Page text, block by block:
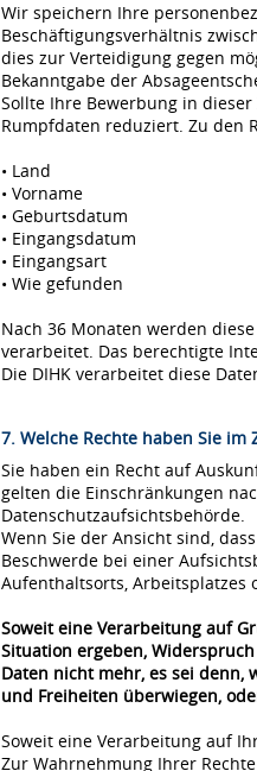
Wir speichern Ihre
Beschäftigungsverhältnis
dies zur Verteidigung gegen
Bekanntgabe der
Sollte Ihre Bewerbung in
Rumpfdaten reduziert. Zu den
• Land
• Vorname
• Geburtsdatum
• Eingangsdatum
• Eingangsart
• Wie gefunden
Nach 36 Monaten werden
verarbeitet. Das berechtigte
Die DIHK verarbeitet diese
7. Welche Rechte haben Sie
Sie haben ein Recht auf
gelten die Einschränkungen
Datenschutzaufsichtsbehörde.
Wenn Sie der Ansicht sind,
Beschwerde bei einer
Aufenthaltsorts, Arbeitsplatzes
Soweit eine Verarbeitung auf
Situation ergeben,
Daten nicht mehr, es sei denn,
und Freiheiten überwiegen,
Soweit eine Verarbeitung auf
Zur Wahrnehmung Ihrer